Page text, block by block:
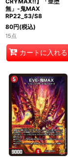
無」-鬼MAX
RP22_S3/S8
80円(税込)
15点
カートに入れる